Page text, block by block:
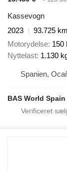
Kassevogn
2023
93.725 km
Motorydelse 150
Nyttelast 1.130
Spanien,
BAS World Spain